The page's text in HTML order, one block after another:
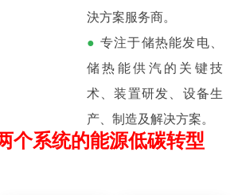
決方案服务商。
● 专注于储热能发电、
储热能供汽的关键技
术、装置研发、设备生
产、制造及解决方案。
个系统的能源低碳转型